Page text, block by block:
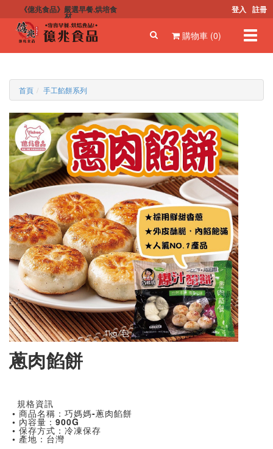
《億兆食品》嚴選早餐.烘培食
材
登入 註冊
購物車 (0)
首頁 手工餡餅系列
蔥肉餡餅
規格資訊
• 商品名稱：巧媽媽-蔥肉餡餅
• 內容量：900G
• 保存方式：冷凍保存
• 產地：台灣